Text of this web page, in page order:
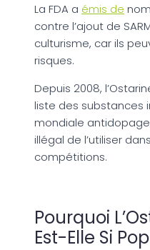
La FDA a émis de
contre l’ajout de
culturisme, car ils
risques.
Depuis 2008,
liste des substances
mondiale
illégal de l’utiliser
compétitions.
Pourquoi
Est-Elle Si